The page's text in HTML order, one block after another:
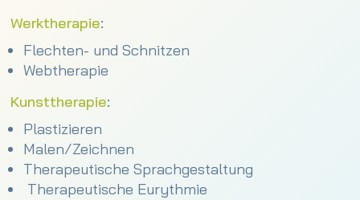
Werktherapie:
Flechten- und Schnitzen
Webtherapie
Kunsttherapie:
Plastizieren
Malen/Zeichnen
Therapeutische Sprachgestaltung
Therapeutische Eurythmie